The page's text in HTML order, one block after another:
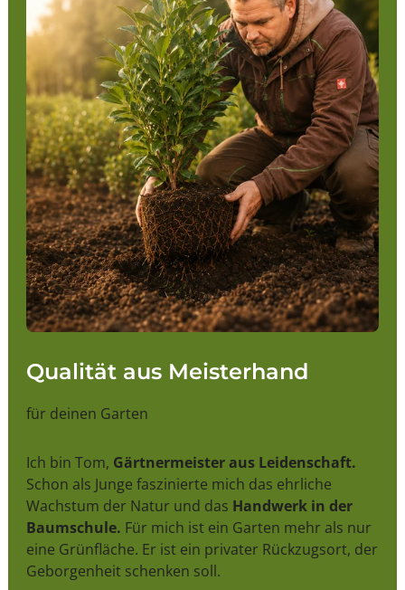
Qualität aus Meisterhand
für deinen Garten
Ich bin Tom, Gärtnermeister aus Leidenschaft.
Schon als Junge faszinierte mich das ehrliche
Wachstum der Natur und das Handwerk in der
Baumschule. Für mich ist ein Garten mehr als nur
eine Grünfläche. Er ist ein privater Rückzugsort, der
Geborgenheit schenken soll.